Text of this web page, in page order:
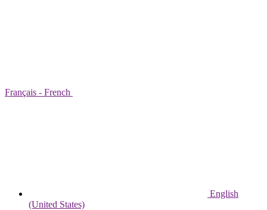
Français - French
English
(United States)